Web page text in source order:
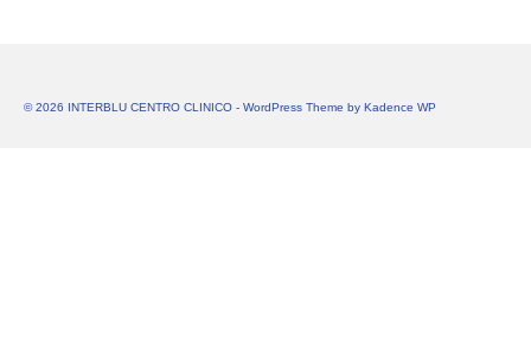
© 2026 INTERBLU CENTRO CLINICO - WordPress Theme by Kadence WP